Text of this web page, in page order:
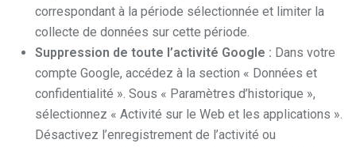
correspondant à la période sélectionnée et limiter la
collecte de données sur cette période.
Suppression de toute l’activité Google : Dans votre
compte Google, accédez à la section « Données et
confidentialité ». Sous « Paramètres d’historique »,
sélectionnez « Activité sur le Web et les applications ».
Désactivez l’enregistrement de l’activité ou